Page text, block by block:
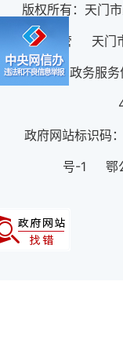
版权所有：天门
管 天门
12345政务服
政府网站标识
号-1 鄂